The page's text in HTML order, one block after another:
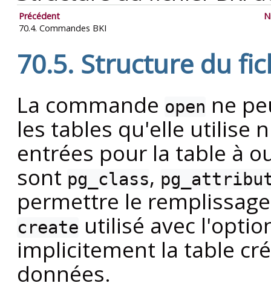
Précédent
70.4. Commandes BKI
70.5. Structure du
La commande open ne
les tables qu'elle utilise
entrées pour la table à
sont pg_class,
permettre le
create utilisé avec
implicitement la table
données.